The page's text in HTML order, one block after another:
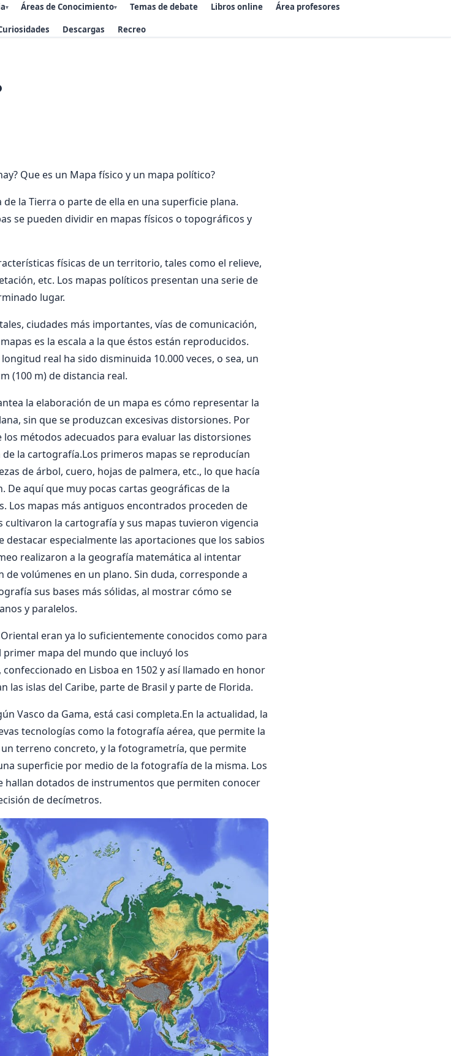
▾ Áreas de Conocimiento▾ Temas de debate Libros online Área profesores
Descargas Recreo
Que es un Mapa físico y un mapa político?
la Tierra o parte de ella en una superficie plana.
se pueden dividir en mapas físicos o topográficos y
físicas de un territorio, tales como el relieve,
etc. Los mapas políticos presentan una serie de
lugar.
ciudades más importantes, vías de comunicación,
es la escala a la que éstos están reproducidos.
real ha sido disminuida 10.000 veces, o sea, un
(100 m) de distancia real.
la elaboración de un mapa es cómo representar la
sin que se produzcan excesivas distorsiones. Por
métodos adecuados para evaluar las distorsiones
la cartografía.Los primeros mapas se reproducían
de árbol, cuero, hojas de palmera, etc., lo que hacía
aquí que muy pocas cartas geográficas de la
Los mapas más antiguos encontrados proceden de
cultivaron la cartografía y sus mapas tuvieron vigencia
destacar especialmente las aportaciones que los sabios
realizaron a la geografía matemática al intentar
volúmenes en un plano. Sin duda, corresponde a
sus bases más sólidas, al mostrar cómo se
y paralelos.
eran ya lo suficientemente conocidos como para
mapa del mundo que incluyó los
en Lisboa en 1502 y así llamado en honor
las islas del Caribe, parte de Brasil y parte de Florida.
Vasco da Gama, está casi completa.En la actualidad, la
tecnologías como la fotografía aérea, que permite la
terreno concreto, y la fotogrametría, que permite
superficie por medio de la fotografía de la misma. Los
hallan dotados de instrumentos que permiten conocer
de decímetros.